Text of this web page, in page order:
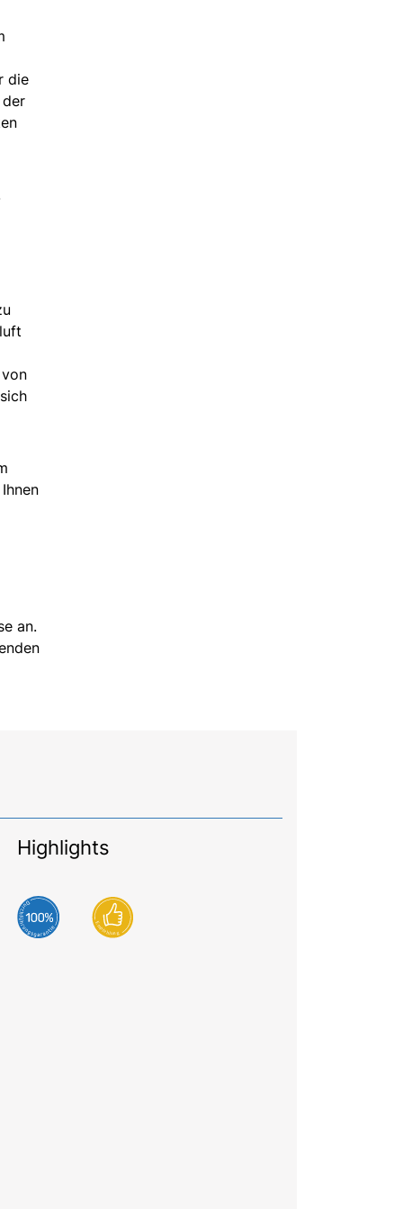
die
an.
Highlights